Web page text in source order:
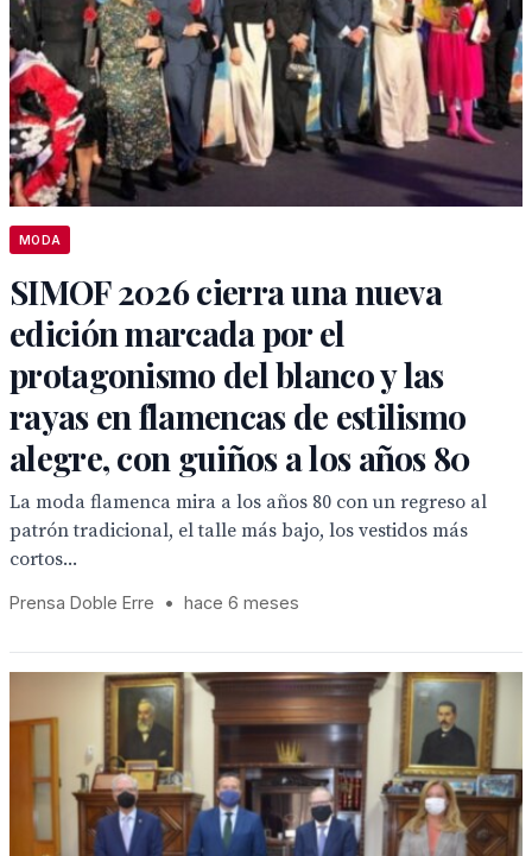
MODA
SIMOF 2026 cierra una nueva
edición marcada por el
protagonismo del blanco y las
rayas en flamencas de estilismo
alegre, con guiños a los años 80
La moda flamenca mira a los años 80 con un regreso al
patrón tradicional, el talle más bajo, los vestidos más
cortos...
Prensa Doble Erre • hace 6 meses